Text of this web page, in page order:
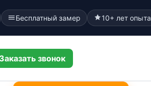
Бесплатный замер 10+ лет опыта
Заказать звонок